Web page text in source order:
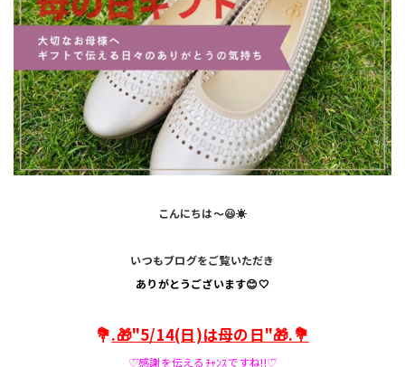
こんにちは～😃☀️
いつもブログをご覧いただき
ありがとうございます😊🤍
💐.🎁"5/14(日)は母の日"🎁.💐
♡⃛感謝を伝えるﾁｬﾝｽですね!!♡⃛